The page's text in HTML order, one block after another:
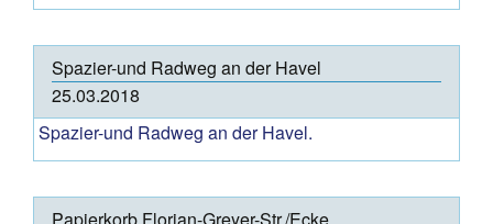
Spazier-und Radweg an der Havel
25.03.2018
Spazier-und Radweg an der Havel.